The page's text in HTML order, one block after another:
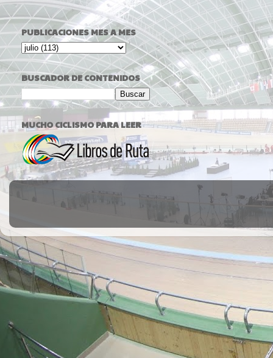
PUBLICACIONES MES A MES
BUSCADOR DE CONTENIDOS
MUCHO CICLISMO PARA LEER